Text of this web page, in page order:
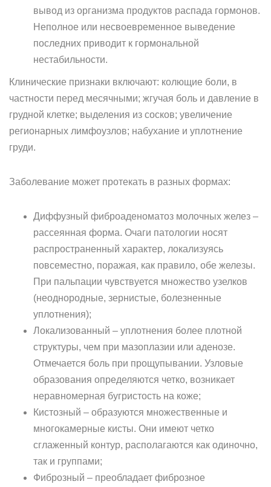
вывод из организма продуктов распада гормонов.
Неполное или несвоевременное выведение
последних приводит к гормональной
нестабильности.
Клинические признаки включают: колющие боли, в
частности перед месячными; жгучая боль и давление в
грудной клетке; выделения из сосков; увеличение
регионарных лимфоузлов; набухание и уплотнение
груди.
Заболевание может протекать в разных формах:
Диффузный фиброаденоматоз молочных желез –
рассеянная форма. Очаги патологии носят
распространенный характер, локализуясь
повсеместно, поражая, как правило, обе железы.
При пальпации чувствуется множество узелков
(неоднородные, зернистые, болезненные
уплотнения);
Локализованный – уплотнения более плотной
структуры, чем при мазоплазии или аденозе.
Отмечается боль при прощупывании. Узловые
образования определяются четко, возникает
неравномерная бугристость на коже;
Кистозный – образуются множественные и
многокамерные кисты. Они имеют четко
сглаженный контур, располагаются как одиночно,
так и группами;
Фиброзный – преобладает фиброзное